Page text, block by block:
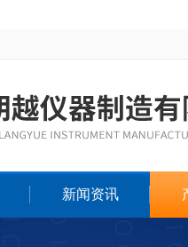
新闻资讯